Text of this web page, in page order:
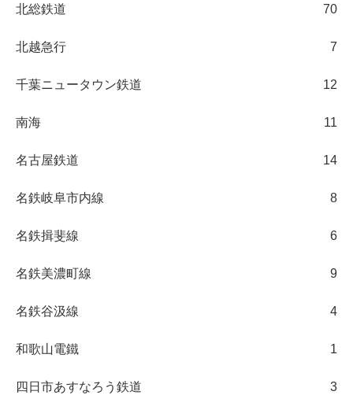
北総鉄道 70
北越急行 7
千葉ニュータウン鉄道 12
南海 11
名古屋鉄道 14
名鉄岐阜市内線 8
名鉄揖斐線 6
名鉄美濃町線 9
名鉄谷汲線 4
和歌山電鐵 1
四日市あすなろう鉄道 3